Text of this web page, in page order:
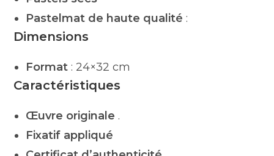
Pastelmat de haute qualité :
Dimensions
Format : 24×32 cm
Caractéristiques
Œuvre originale .
Fixatif appliqué